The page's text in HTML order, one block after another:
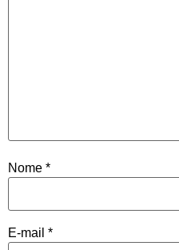
Nome *
E-mail *